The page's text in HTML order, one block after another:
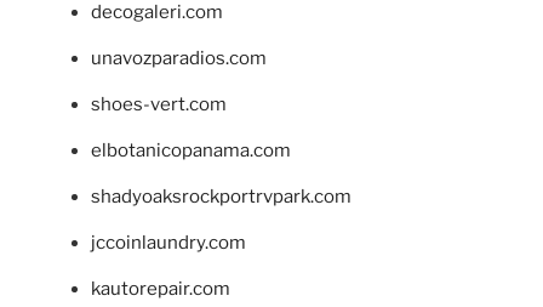
decogaleri.com
unavozparadios.com
shoes-vert.com
elbotanicopanama.com
shadyoaksrockportrvpark.com
jccoinlaundry.com
kautorepair.com